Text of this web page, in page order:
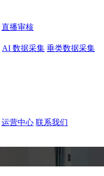
直播审核
AI 数据采集 垂类数据采集
运营中心 联系我们